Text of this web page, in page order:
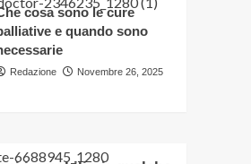
sono necessarie
Casa
Cadute domestiche
Attualità
cosa sono le cure
e quando sono
Redazione Novembre 26, 2025